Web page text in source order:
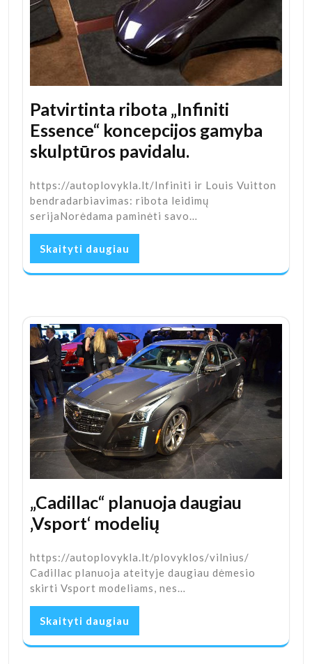
Patvirtinta ribota „Infiniti
Essence“ koncepcijos gamyba
skulptūros pavidalu.
https://autoplovykla.lt/Infiniti ir Louis Vuitton
bendradarbiavimas: ribota leidimų
serijaNorėdama paminėti savo…
Skaityti daugiau
„Cadillac“ planuoja daugiau
‚Vsport‘ modelių
https://autoplovykla.lt/plovyklos/vilnius/
Cadillac planuoja ateityje daugiau dėmesio
skirti Vsport modeliams, nes…
Skaityti daugiau